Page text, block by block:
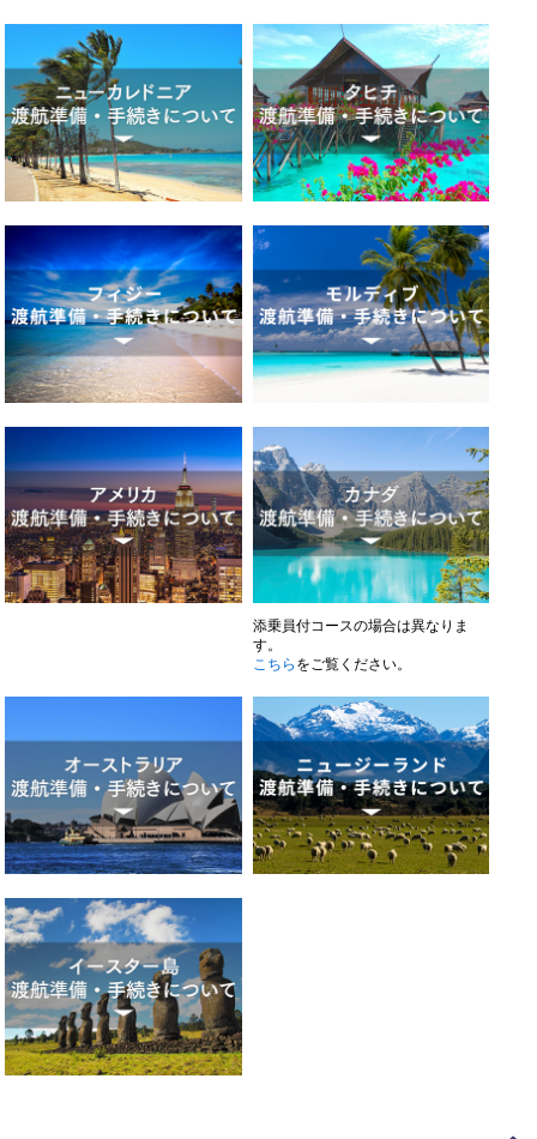
添乗員付コースの場合は異なりま
す。
こちらをご覧ください。